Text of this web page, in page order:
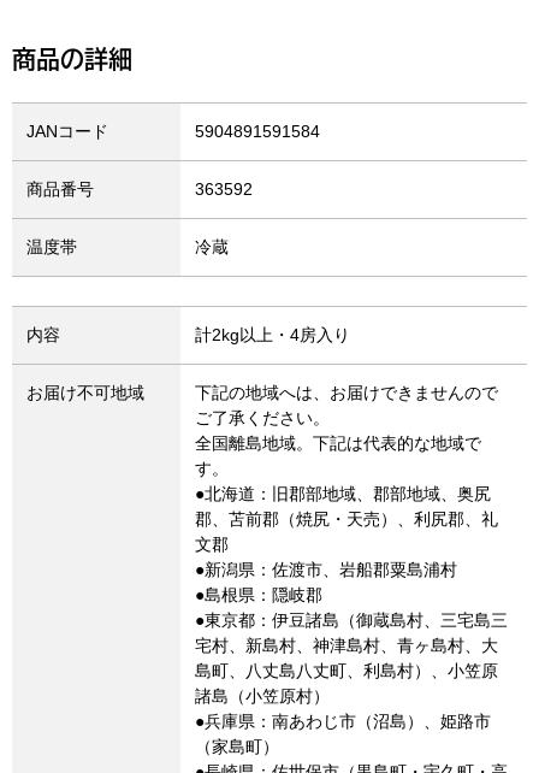
商品の詳細
JANコード 5904891591584
商品番号 363592
温度帯 冷蔵
内容 計2kg以上・4房入り
お届け不可地域
下記の地域へは、お届けできませんので
ご了承ください。
全国離島地域。下記は代表的な地域で
す。
●北海道：旧郡部地域、郡部地域、奥尻
郡、苫前郡（焼尻・天売）、利尻郡、礼
文郡
●新潟県：佐渡市、岩船郡粟島浦村
●島根県：隠岐郡
●東京都：伊豆諸島（御蔵島村、三宅島三
宅村、新島村、神津島村、青ヶ島村、大
島町、八丈島八丈町、利島村）、小笠原
諸島（小笠原村）
●兵庫県：南あわじ市（沼島）、姫路市
（家島町）